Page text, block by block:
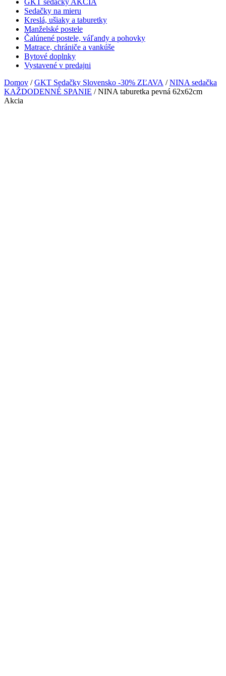
GKT sedačky AKCIA
Sedačky na mieru
Kreslá, ušiaky a taburetky
Manželské postele
Čalúnené postele, váľandy a pohovky
Matrace, chrániče a vankúše
Bytové doplnky
Vystavené v predajni
Domov /GKT Sedačky Slovensko -30% ZĽAVA /NINA sedačka
KAŽDODENNÉ SPANIE / NINA taburetka pevná 62x62cm
Akcia